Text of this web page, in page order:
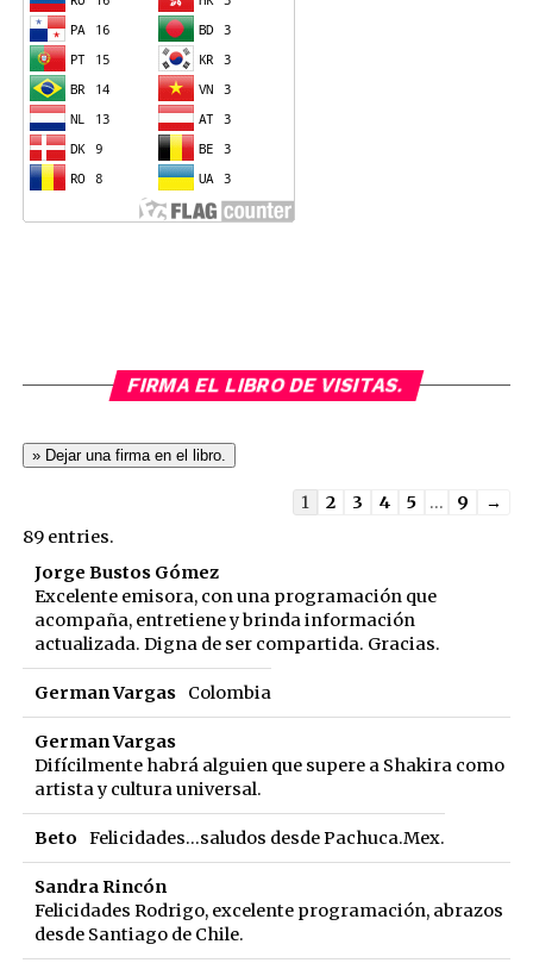
FIRMA EL LIBRO DE VISITAS.
Guestbook
1 2 3 4 5 ... 9
→
89 entries.
Jorge Bustos Gómez
Excelente emisora, con una programación que
acompaña, entretiene y brinda información
actualizada. Digna de ser compartida. Gracias.
German Vargas Colombia
German Vargas
Difícilmente habrá alguien que supere a Shakira como
artista y cultura universal.
Beto Felicidades...saludos desde Pachuca.Mex.
Sandra Rincón
Felicidades Rodrigo, excelente programación, abrazos
desde Santiago de Chile.